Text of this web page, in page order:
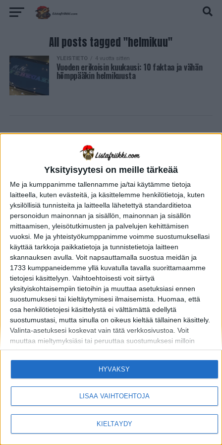
Yksityisyytesi on meille tärkeää
Me ja kumppanimme tallennamme ja/tai käytämme tietoja
laitteella, kuten evästeitä, ja käsittelemme henkilötietoja, kuten
yksilöllisiä tunnisteita ja laitteella lähetettyä standarditietoa
personoidun mainonnan ja sisällön, mainonnan ja sisällön
mittaamisen, yleisötutkimusten ja palvelujen kehittämisen
vuoksi. Me ja yhteistyökumppanimme voimme suostumuksellasi
käyttää tarkkoja paikkatietoja ja tunnistetietoja laitteen
skannauksen avulla. Voit napsauttamalla suostua meidän ja
1733 kumppaneidemme yllä kuvatulla tavalla suorittamaamme
tietojesi käsittelyyn. Vaihtoehtoisesti voit siirtyä
yksityiskohtaisempiin tietoihin ja muuttaa asetuksiasi ennen
suostumuksesi tai kieltäytymisesi ilmaisemista.
Huomaa, että
osa henkilötietojesi käsittelystä ei välttämättä edellytä
suostumustasi, mutta sinulla on oikeus kieltää tällainen käsittely.
Valinta-asetuksesi koskevat vain tätä verkkosivustoa. Voit
muuttaa mieltymyksiäsi tai peruuttaa suostumuksesi milloin
tahansa palaamalla tälle sivustolle ja napsauttamalla sivun
alaosassa olevaa "Yksityisyys" -painiketta.
Huomaa myös, että tämä verkkosivusto/sovellus käyttää yhtä tai
mukaan lukien, niihin kuitenkaan rajoittumatta,
verkkosivustolla/sovelluksessa vierailuusi tai niiden käyttöösi ja
niissä harjoittamaasi toimintaan/käyttäytymiseen liittyviä tietoja.
Alla olevassa Googlen suostumusosiossa voit antaa tai kieltää
suostumuksen Googlelle ja sen kolmannen osapuolen
LISÄÄ VAIHTOEHTOJA
KIELTÄYDY
HYVÄKSY
All posts tagged "helmikuu"
YLEISTIETO 4 vuotta sitten
Vuoden erikoisin kuukausi: 10 faktaa ja vähän
hömppääkin helmikuusta
MIKÄ LISTAFRIIKKI?
HALUATKO MAINOSTAJAKSI LISTAFRIIKKIIN?
TIETOSUOJA JA EVÄSTEET
OTA YHTEYTTÄ
Copyright © 2026 Listamedia